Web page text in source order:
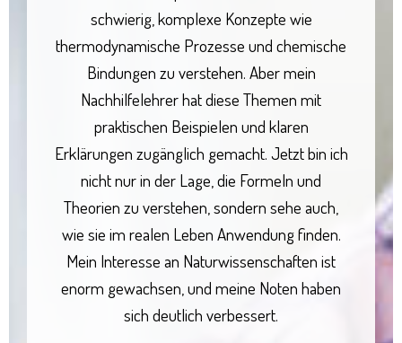
schwierig, komplexe Konzepte wie
thermodynamische Prozesse und chemische
Bindungen zu verstehen. Aber mein
Nachhilfelehrer hat diese Themen mit
praktischen Beispielen und klaren
Erklärungen zugänglich gemacht. Jetzt bin ich
nicht nur in der Lage, die Formeln und
Theorien zu verstehen, sondern sehe auch,
wie sie im realen Leben Anwendung finden.
Mein Interesse an Naturwissenschaften ist
enorm gewachsen, und meine Noten haben
sich deutlich verbessert.